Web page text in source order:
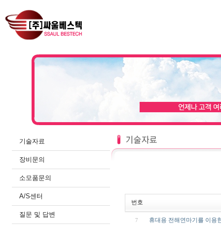
기술자료
장비문의
소모품문의
A/S센터
질문 및 답변
번호
7 휴대용 전해연마기를 이용